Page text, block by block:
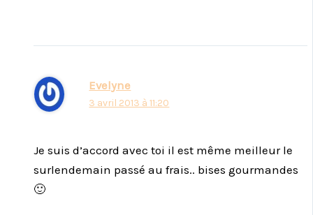
Evelyne
3 avril 2013 à 11:20
Je suis d’accord avec toi il est même meilleur le
surlendemain passé au frais.. bises gourmandes
🙂